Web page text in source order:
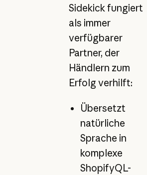
Sidekick fungiert
als immer
verfügbarer
Partner, der
Händlern zum
Erfolg verhilft:
Übersetzt
natürliche
Sprache in
komplexe
ShopifyQL-